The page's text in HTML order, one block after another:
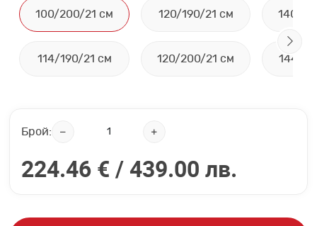
100/200/21 см
114/190/21 см
120/190/21 см
120/200/21 см
140/
144/
Брой:
224.46 € / 439.00 лв.